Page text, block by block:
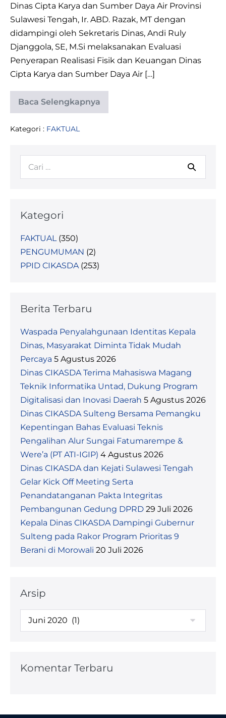
SULAWESI
TENGAH
Dinas Cipta Karya dan Sumber Daya Air Provinsi
Sulawesi Tengah, Ir. ABD. Razak, MT dengan
didampingi oleh Sekretaris Dinas, Andi Ruly
Djanggola, SE, M.Si melaksanakan Evaluasi
Penyerapan Realisasi Fisik dan Keuangan Dinas
Cipta Karya dan Sumber Daya Air […]
Baca Selengkapnya
EVALUASI
PENYERAPAN
FISIK
DINAS
DAN
PROVINSI
SULAWESI
Kategori : FAKTUAL
Kategori
FAKTUAL (350)
PENGUMUMAN (2)
PPID CIKASDA (253)
Berita Terbaru
Waspada Penyalahgunaan Identitas Kepala
Dinas, Masyarakat Diminta Tidak Mudah
Percaya 5 Agustus 2026
Dinas CIKASDA Terima Mahasiswa Magang
Teknik Informatika Untad, Dukung Program
Digitalisasi dan Inovasi Daerah 5 Agustus 2026
Dinas CIKASDA Sulteng Bersama Pemangku
Kepentingan Bahas Evaluasi Teknis
Pengalihan Alur Sungai Fatumarempe &
Were’a (PT ATI-IGIP) 4 Agustus 2026
Dinas CIKASDA dan Kejati Sulawesi Tengah
Gelar Kick Off Meeting Serta
Penandatanganan Pakta Integritas
Pembangunan Gedung DPRD 29 Juli 2026
Kepala Dinas CIKASDA Dampingi Gubernur
Sulteng pada Rakor Program Prioritas 9
Berani di Morowali 20 Juli 2026
Arsip
Arsip
Komentar Terbaru